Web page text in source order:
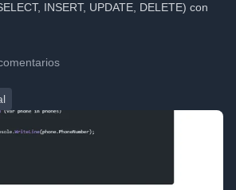
INSERT, UPDATE, DELETE) con